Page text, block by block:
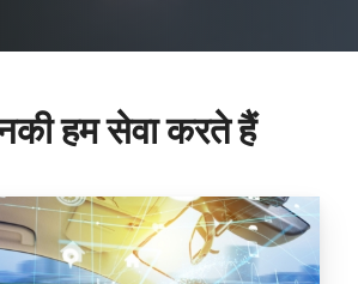
हम सेवा करते हैं